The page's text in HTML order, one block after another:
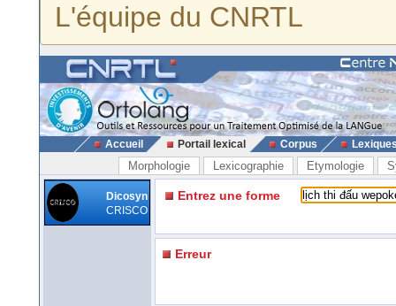
L'équipe du CNRTL
Accueil Portail lexical Corpus
Morphologie Lexicographie Etymologie
Dicosyn
CRISCO
Entrez une forme
Erreur